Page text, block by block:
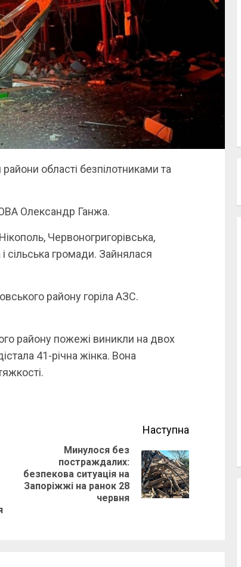
області безпілотниками та
Олександр Ганжа.
Червоногригорівська,
сільська громади. Зайнялася
району горіла АЗС.
району пожежі виникли на двох
41-річна жінка. Вона
Previous
Наступна
Next
post:
Минулося без
постраждалих:
безпекова ситуація на
Запоріжжі на ранок 28
червня